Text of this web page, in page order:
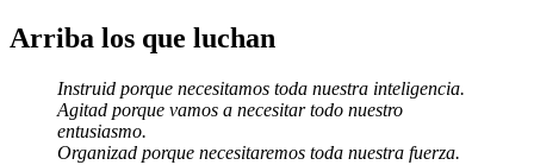
Arriba los que luchan
Instruid porque necesitamos toda nuestra inteligencia.
Agitad porque vamos a necesitar todo nuestro
entusiasmo.
Organizad porque necesitaremos toda nuestra fuerza.